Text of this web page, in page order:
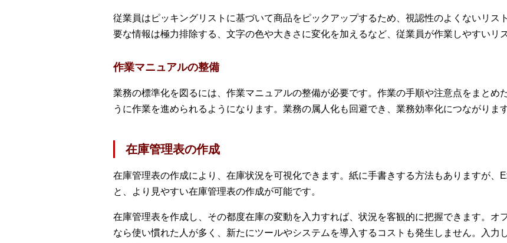
従業員はピッキングリストに基づいて商品をピックアップするため、視認性のよくないリス
要な情報は極力排除する、文字の色や大きさに変化を加えるなど、従業員が作業しやすいリ
作業マニュアルの整備
業務の標準化を図るには、作業マニュアルの整備が必要です。作業の手順や注意点をまとめ
うに作業を進められるようになります。業務の属人化も回避でき、業務効率化につながります
在庫管理表の作成
在庫管理表の作成により、在庫状況を可視化できます。紙に手書きする方法もありますが、
と、より見やすい在庫管理表の作成が可能です。
在庫管理表を作成し、その都度在庫の変動を入力すれば、状況を客観的に把握できます。オ
なら使い慣れた人が多く、新たにツールやシステムを導入するコストも発生しません。入力